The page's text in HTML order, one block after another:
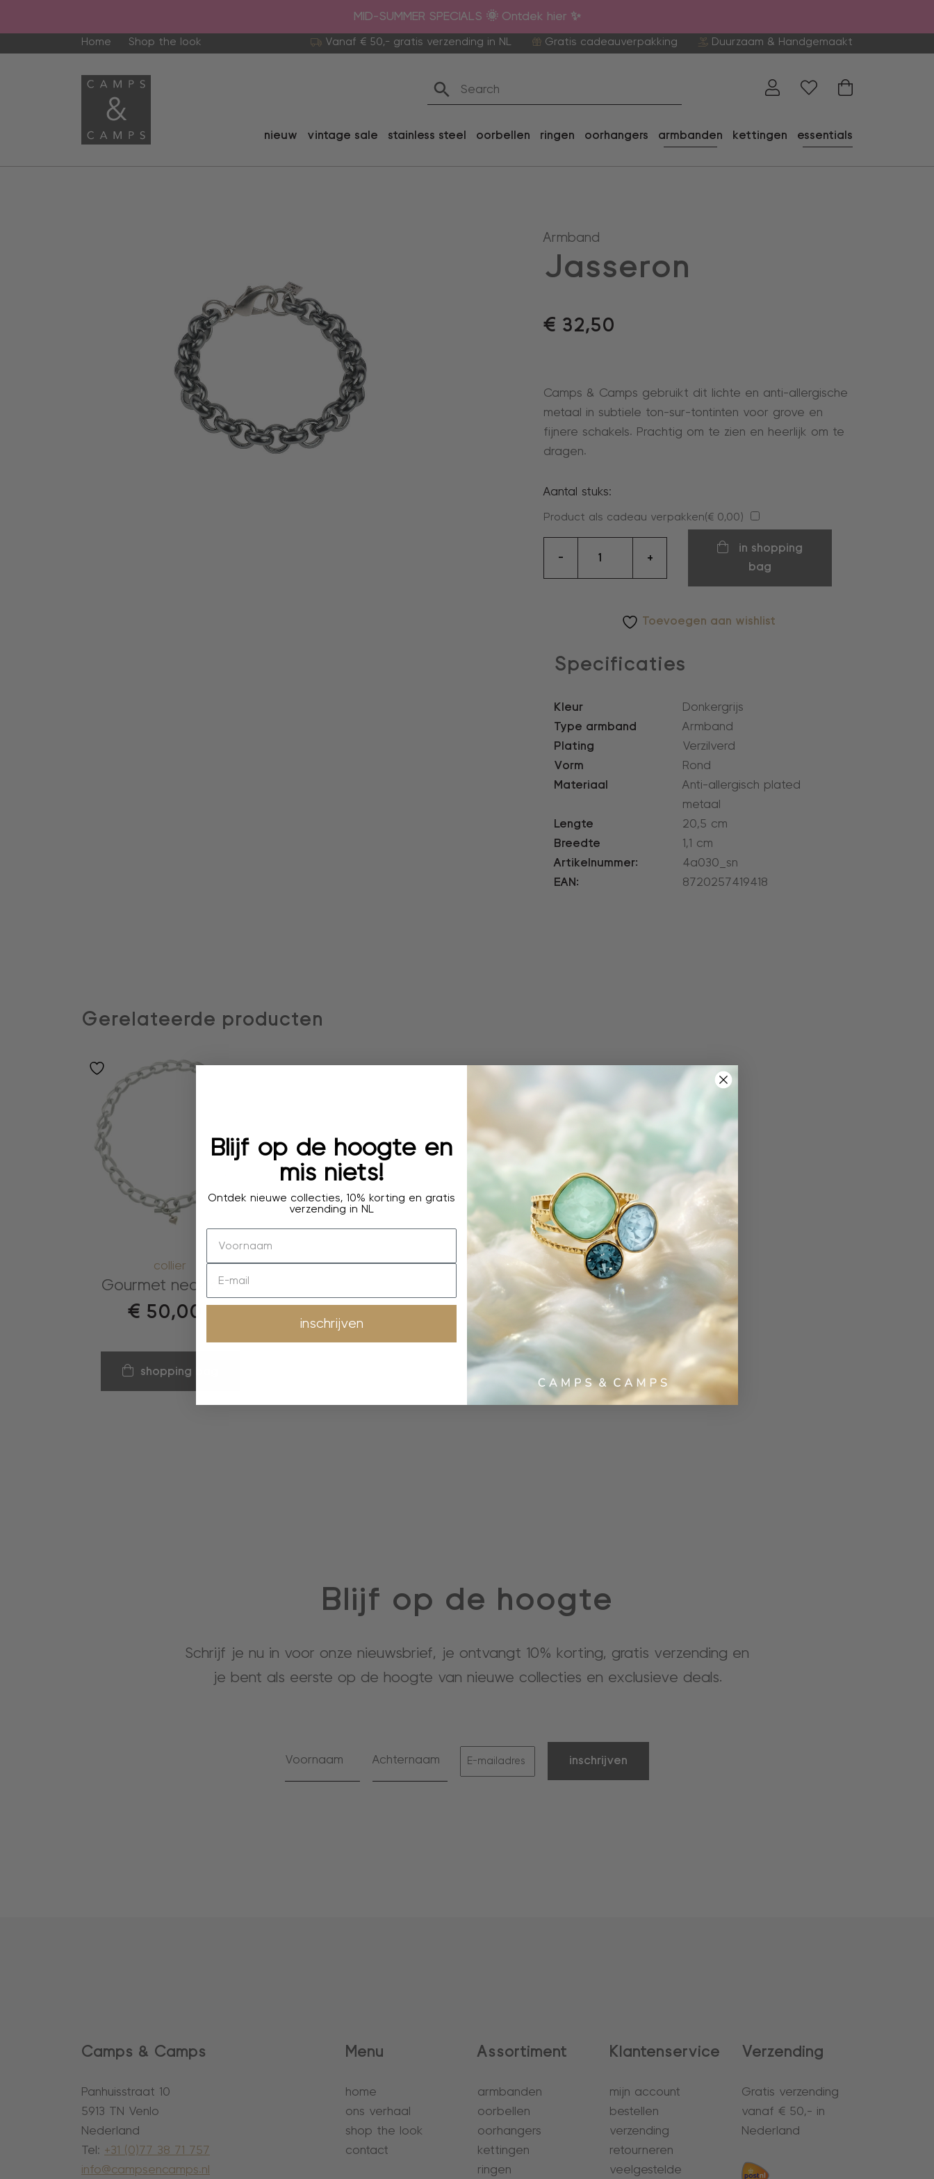
MID-SUMMER SPECIALS 🌞 Ontdek hier ✨
Home Shop the look Vanaf € 50,- gratis verzending in NL Gratis cadeauverpakking Duurzaam & Handgemaakt
nieuw vintage sale stainless steel oorbellen ringen oorhangers armbanden kettingen essentials
Armband
Jasseron
€ 32,50
Camps & Camps gebruikt dit lichte en anti-allergische
metaal in subtiele ton-sur-tontinten voor grove en
fijnere schakels. Prachtig om te zien en heerlijk om te
dragen.
Aantal stuks:
Product als cadeau verpakken(€ 0,00)
-
aantal
+
in shopping
bag
Toevoegen aan wishlist
Specificaties
Kleur
Donkergrijs
Type armband
Armband
Plating
Verzilverd
Vorm
Rond
Materiaal
Anti-allergisch plated
metaal
Lengte
20,5 cm
Breedte
1,1 cm
Artikelnummer:
4a030_sn
EAN:
8720257419418
Gerelateerde producten
collier
Gourmet necklace
€ 50,00
shopping bag
Blijf op de hoogte
Schrijf je nu in voor onze nieuwsbrief, je ontvangt 10% korting, gratis verzending en
je bent als eerste op de hoogte van nieuwe collecties en exclusieve deals.
inschrijven
Camps & Camps
Panhuisstraat 10
5913 TN Venlo
Nederland
Tel: +31 (0)77 38 71 757
info@campsencamps.nl
Menu
home
ons verhaal
shop the look
contact
Assortiment
armbanden
oorbellen
oorhangers
kettingen
ringen
Klantenservice
mijn account
bestellen
verzending
retourneren
veelgestelde
Verzending
Gratis verzending
vanaf € 50,- in
Nederland
Blijf op de hoogte en
mis niets!
Ontdek nieuwe collecties, 10% korting en gratis
verzending in NL
inschrijven